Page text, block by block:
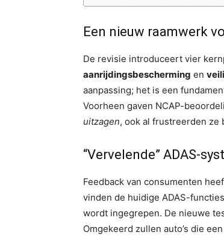
Een nieuw raamwerk
De revisie introduceert vier
aanrijdingsbescherming en
aanpassing; het is een
Voorheen gaven NCAP-
uitzagen, ook al frustreerden ze
“Vervelende” ADAS-
Feedback van consumenten
vinden de huidige ADAS-
wordt ingegrepen. De nieuwe
Omgekeerd zullen auto’s die